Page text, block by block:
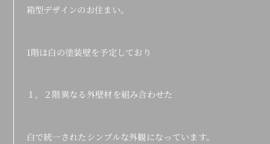
箱型デザインのお住まい。
1階は白の塗装壁を予定しており
１，２階異なる外壁材を組み合わせた
白で統一されたシンプルな外観になっています。